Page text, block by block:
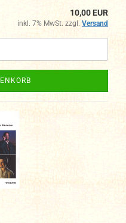
10,00 EUR
inkl. 7% MwSt. zzgl. Versand